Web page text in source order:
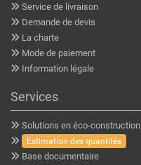
Service de livraison
Demande de devis
La charte
Mode de paiement
Information légale
Services
Solutions en éco-construction
Estimation des quantités
Base documentaire